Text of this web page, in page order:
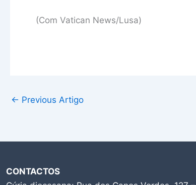
(Com Vatican News/Lusa)
← Previous Artigo
CONTACTOS